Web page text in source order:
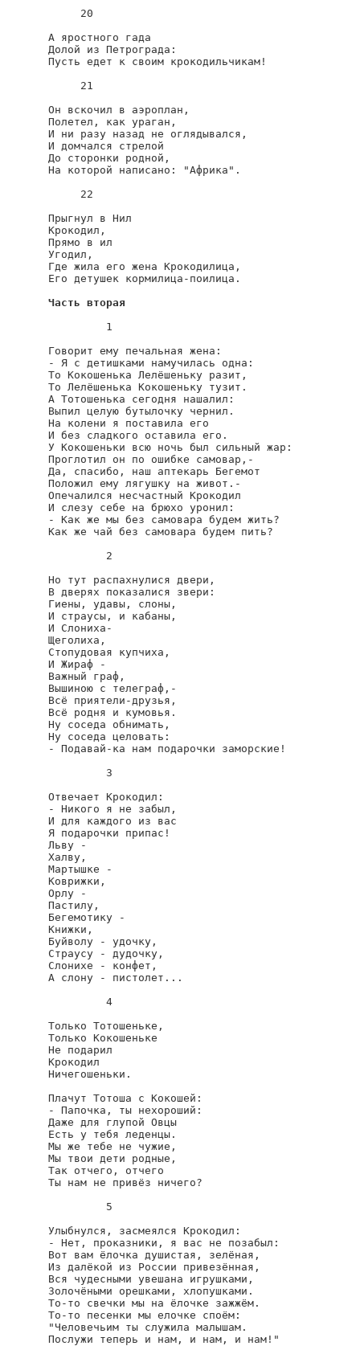
     20
А яростного гада
Долой из Петрограда:
Пусть едет к своим крокодильчикам!
     21
Он вскочил в аэроплан,
Полетел, как ураган,
И ни разу назад не оглядывался,
И домчался стрелой
До сторонки родной,
На которой написано: "Африка".
     22
Прыгнул в Нил
Крокодил,
Прямо в ил
Угодил,
Где жила его жена Крокодилица,
Его детушек кормилица-поилица.
Часть вторая
         1
Говорит ему печальная жена:
- Я с детишками намучилась одна:
То Кокошенька Лелёшеньку разит,
То Лелёшенька Кокошеньку тузит.
А Тотошенька сегодня нашалил:
Выпил целую бутылочку чернил.
На колени я поставила его
И без сладкого оставила его.
У Кокошеньки всю ночь был сильный жар:
Проглотил он по ошибке самовар,-
Да, спасибо, наш аптекарь Бегемот
Положил ему лягушку на живот.-
Опечалился несчастный Крокодил
И слезу себе на брюхо уронил:
- Как же мы без самовара будем жить?
Как же чай без самовара будем пить?
         2
Но тут распахнулися двери,
В дверях показалися звери:
Гиены, удавы, слоны,
И страусы, и кабаны,
И Слониха-
Щеголиха,
Стопудовая купчиха,
И Жираф -
Важный граф,
Вышиною с телеграф,-
Всё приятели-друзья,
Всё родня и кумовья.
Ну соседа обнимать,
Ну соседа целовать:
- Подавай-ка нам подарочки заморские!
         3
Отвечает Крокодил:
- Никого я не забыл,
И для каждого из вас
Я подарочки припас!
Льву -
Халву,
Мартышке -
Коврижки,
Орлу -
Пастилу,
Бегемотику -
Книжки,
Буйволу - удочку,
Страусу - дудочку,
Слонихе - конфет,
А слону - пистолет...
         4
Только Тотошеньке,
Только Кокошеньке
Не подарил
Крокодил
Ничегошеньки.
Плачут Тотоша с Кокошей:
- Папочка, ты нехороший:
Даже для глупой Овцы
Есть у тебя леденцы.
Мы же тебе не чужие,
Мы твои дети родные,
Так отчего, отчего
Ты нам не привёз ничего?
         5
Улыбнулся, засмеялся Крокодил:
- Нет, проказники, я вас не позабыл:
Вот вам ёлочка душистая, зелёная,
Из далёкой из России привезённая,
Вся чудесными увешана игрушками,
Золочёными орешками, хлопушками.
То-то свечки мы на ёлочке зажжём.
То-то песенки мы елочке споём:
"Человечьим ты служила малышам.
Послужи теперь и нам, и нам, и нам!"